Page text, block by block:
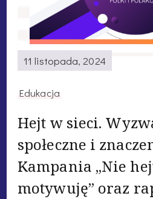
11 listopada, 2024
Edukacja
Hejt w sieci.
społeczne i
Kampania „Nie
motywuję” oraz